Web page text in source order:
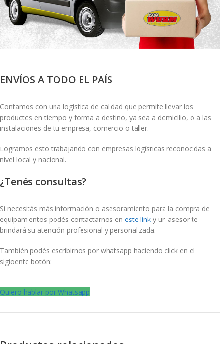
ENVÍOS A TODO EL PAÍS
Contamos con una logística de calidad que permite llevar los
productos en tiempo y forma a destino, ya sea a domicilio, o a las
instalaciones de tu empresa, comercio o taller.
Logramos esto trabajando con empresas logísticas reconocidas a
nivel local y nacional.
¿Tenés consultas?
Si necesitás más información o asesoramiento para la compra de
equipamientos podés contactarnos en este link y un asesor te
brindará su atención profesional y personalizada.
También podés escribirnos por whatsapp haciendo click en el
sigioente botón:
Quiero hablar por Whatsapp